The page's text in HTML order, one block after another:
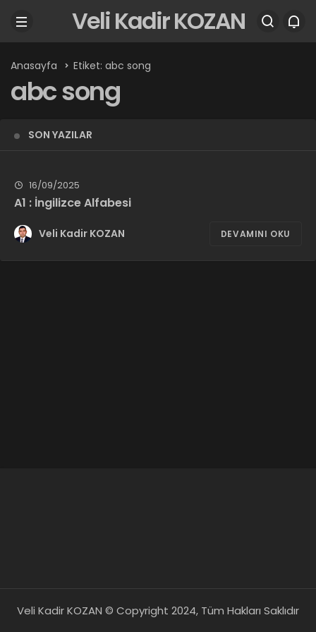
Veli Kadir KOZAN
Anasayfa Etiket: abc song
abc song
SON YAZILAR
16/09/2025
A1 : İngilizce Alfabesi
Veli Kadir KOZAN DEVAMINI OKU
Veli Kadir KOZAN © Copyright 2024, Tüm Hakları Saklıdır